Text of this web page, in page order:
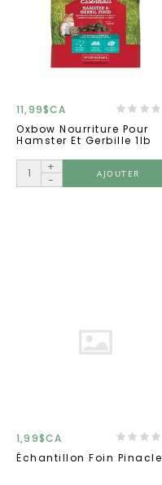
11,99$CA
Oxbow Nourriture Pour
Hamster Et Gerbille 1lb
+
-
AJOUTER
1,99$CA
Échantillon Foin Pinacle